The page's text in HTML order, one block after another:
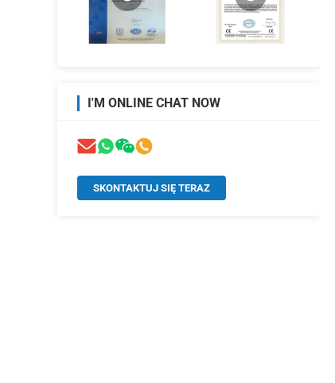
I'M ONLINE CHAT NOW
SKONTAKTUJ SIĘ TERAZ